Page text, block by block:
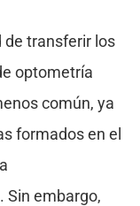
de transferir los
optometría
común, ya
formados en el
Sin embargo,